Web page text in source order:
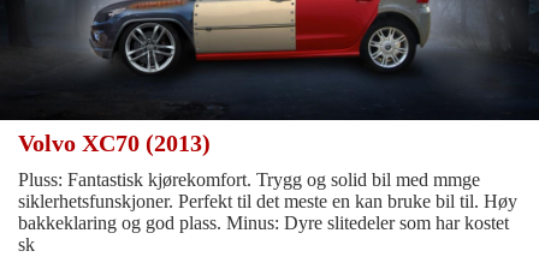
Volvo XC70 (2013)
Pluss: Fantastisk kjørekomfort. Trygg og solid bil med mmge
siklerhetsfunskjoner. Perfekt til det meste en kan bruke bil til. Høy
bakkeklaring og god plass. Minus: Dyre slitedeler som har kostet
sk